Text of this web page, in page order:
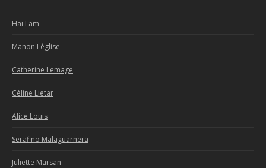
Hai Lam
Manon Léglise
Catherine Lemage
Céline Lietar
Alice Louis
Serafino Malaguarnera
Juliette Marsan